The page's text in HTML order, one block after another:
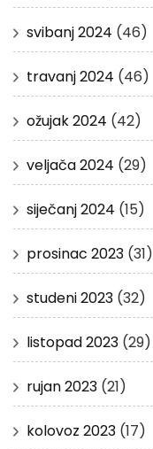
svibanj 2024 (46)
travanj 2024 (46)
ožujak 2024 (42)
veljača 2024 (29)
siječanj 2024 (15)
prosinac 2023 (31)
studeni 2023 (32)
listopad 2023 (29)
rujan 2023 (21)
kolovoz 2023 (17)